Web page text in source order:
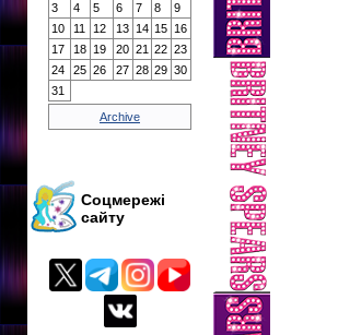
3
4 5 6 7 8
9
10
11 12 13 14 15 16
17
18 19 20 21 22 23
24
25 26 27 28 29 30
31
Archive
Соцмережі
сайту